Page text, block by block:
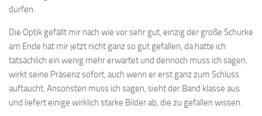
dürfen.
Die Optik gefällt mir nach wie vor sehr gut, einzig der große Schurke
am Ende hat mir jetzt nicht ganz so gut gefallen, da hatte ich
tatsächlich ein wenig mehr erwartet und dennoch muss ich sagen,
wirkt seine Präsenz sofort, auch wenn er erst ganz zum Schluss
auftaucht. Ansonsten muss ich sagen, sieht der Band klasse aus
und liefert einige wirklich starke Bilder ab, die zu gefallen wissen.